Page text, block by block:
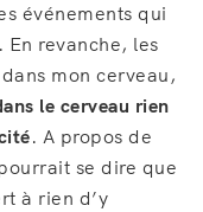
événements qui
revanche, les
mon cerveau,
le cerveau rien
. A propos de
se dire que
à rien d’y